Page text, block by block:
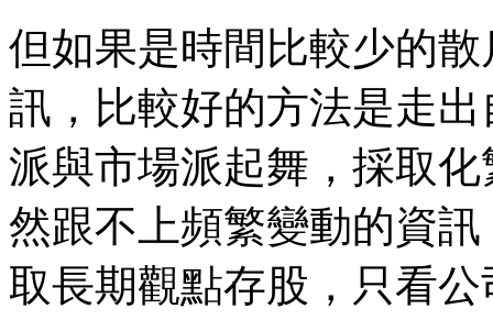
但如果是時間比較少的
訊，比較好的方法是走
派與市場派起舞，採取
然跟不上頻繁變動的資
取長期觀點存股，只看